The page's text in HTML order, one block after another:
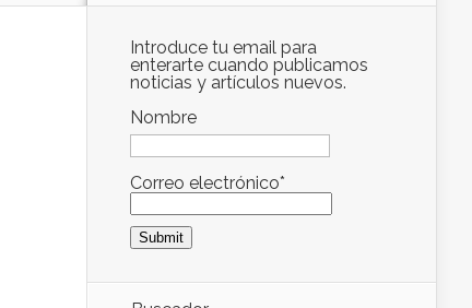
Introduce tu email para
enterarte cuando publicamos
noticias y artículos nuevos.
Nombre
Correo electrónico*